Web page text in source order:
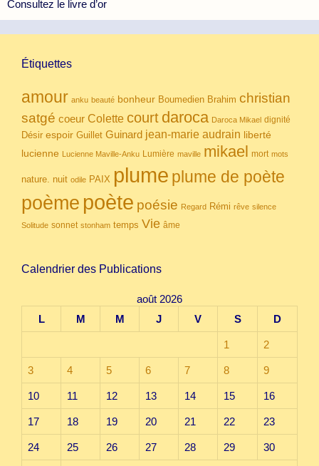
Consultez le livre d’or
Étiquettes
amour anku beauté bonheur Boumedien Brahim christian
satgé coeur Colette court daroca Daroca Mikael dignité
Désir espoir Guillet Guinard jean-marie audrain liberté
lucienne Lucienne Maville-Anku Lumière maville mikael mort mots
nature. nuit odile PAIX plume plume de poète
poème poète poésie Regard Rémi rêve silence
Solitude sonnet stonham temps Vie âme
Calendrier des Publications
août 2026
L
M M J V S D
1 2
3 4 5 6 7 8 9
10 11 12 13 14 15 16
17 18 19 20 21 22 23
24 25 26 27 28 29 30